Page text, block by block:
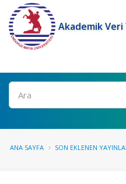
Akademik
Ara
ANA SAYFA SON EKLENEN